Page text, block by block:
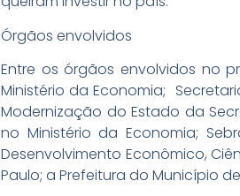
Órgãos envolvidos
Entre os órgãos envolvidos no
Ministério da Economia;
Modernização do Estado da
no Ministério da Economia;
Desenvolvimento Econômico,
Paulo; a Prefeitura do Município